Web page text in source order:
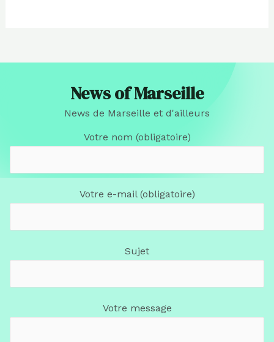
News of Marseille
News de Marseille et d'ailleurs
Votre nom (obligatoire)
Votre e-mail (obligatoire)
Sujet
Votre message